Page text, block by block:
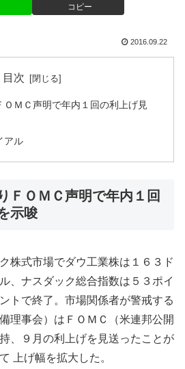
コピー
2016.09.22
目次
ＯＭＣ声明で年内１回の利上げ見
アル
ＦＯＭＣ声明で年内１回
示唆
株式市場でダウ工業株は１６３ド
、ナスダック総合指数は５３ポイ
トで終了。市場関係者が警戒する
理事会）はＦＯＭＣ（米連邦公開
、９月の利上げを見送ったことが
上げ幅を拡大した。